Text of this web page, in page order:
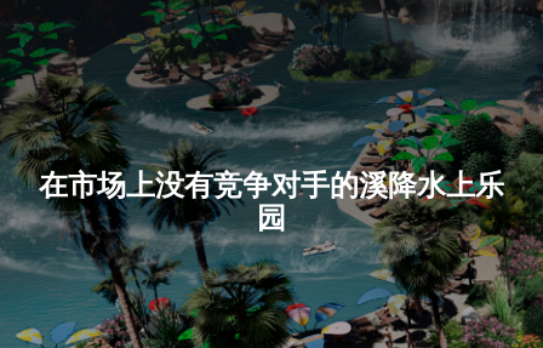
在市场上没有竞争对手的溪降水上乐
园